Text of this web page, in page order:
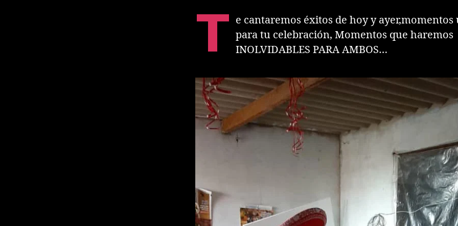
T e cantaremos éxitos de hoy y ayer,momentos
para tu celebración, Momentos que haremos
INOLVIDABLES PARA AMBOS…